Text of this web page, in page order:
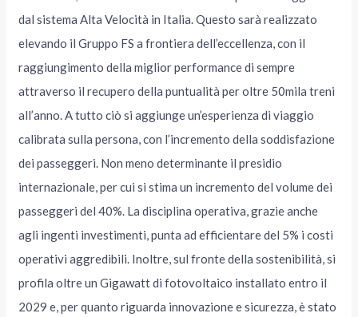
dal sistema Alta Velocità in Italia. Questo sarà realizzato
elevando il Gruppo FS a frontiera dell’eccellenza, con il
raggiungimento della miglior performance di sempre
attraverso il recupero della puntualità per oltre 50mila treni
all’anno. A tutto ciò si aggiunge un’esperienza di viaggio
calibrata sulla persona, con l’incremento della soddisfazione
dei passeggeri. Non meno determinante il presidio
internazionale, per cui si stima un incremento del volume dei
passeggeri del 40%. La disciplina operativa, grazie anche
agli ingenti investimenti, punta ad efficientare del 5% i costi
operativi aggredibili. Inoltre, sul fronte della sostenibilità, si
profila oltre un Gigawatt di fotovoltaico installato entro il
2029 e, per quanto riguarda innovazione e sicurezza, è stato